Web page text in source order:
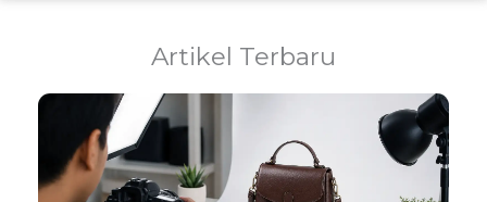
Artikel Terbaru